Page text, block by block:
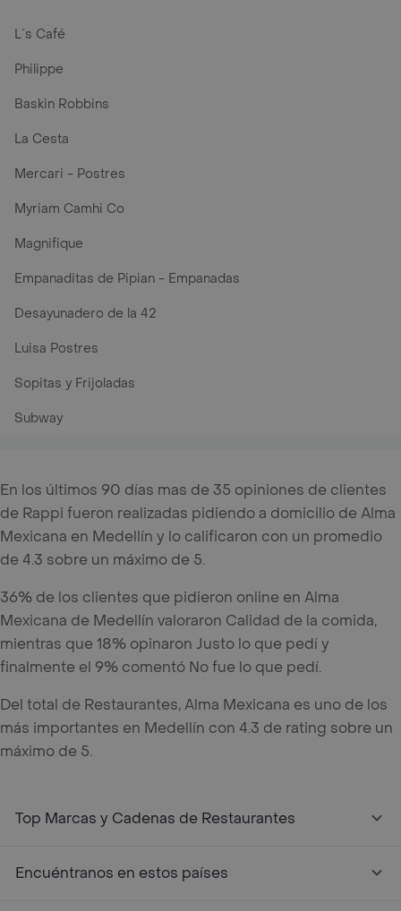
L´s Café
Philippe
Baskin Robbins
La Cesta
Mercari - Postres
Myriam Camhi Co
Magnifique
Empanaditas de Pipian - Empanadas
Desayunadero de la 42
Luisa Postres
Sopitas y Frijoladas
Subway
En los últimos 90 días mas de 35 opiniones de clientes
de Rappi fueron realizadas pidiendo a domicilio de Alma
Mexicana en Medellín y lo calificaron con un promedio
de 4.3 sobre un máximo de 5.
36% de los clientes que pidieron online en Alma
Mexicana de Medellín valoraron Calidad de la comida,
mientras que 18% opinaron Justo lo que pedí y
finalmente el 9% comentó No fue lo que pedí.
Del total de Restaurantes, Alma Mexicana es uno de los
más importantes en Medellín con 4.3 de rating sobre un
máximo de 5.
Top Marcas y Cadenas de Restaurantes
Encuéntranos en estos países